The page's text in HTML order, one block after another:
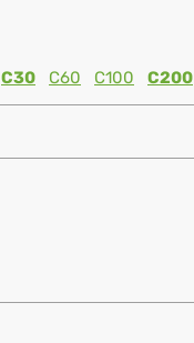
C30 C60 C100 C200